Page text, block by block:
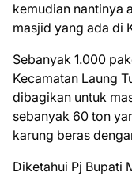
kemudian nantinya
masjid yang ada di
Sebanyak 1.000
Kecamatan Laung
dibagikan untuk
sebanyak 60 ton
karung beras
Diketahui Pj Bupati